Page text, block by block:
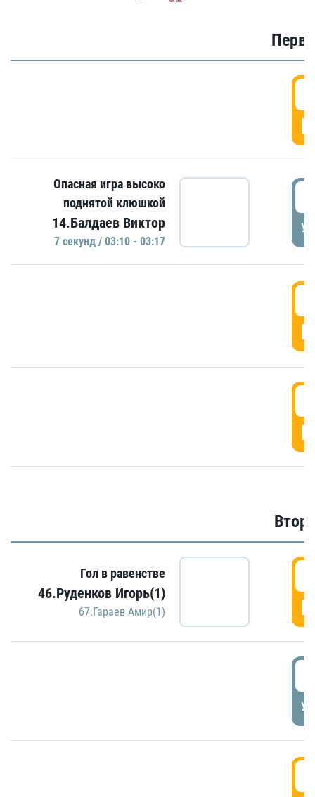
Опасная игра высоко
поднятой клюшкой
14.Балдаев Виктор
7 секунд / 03:10 - 03:17
Гол в равенстве
46.Руденков Игорь(1)
67.Гараев Амир(1)